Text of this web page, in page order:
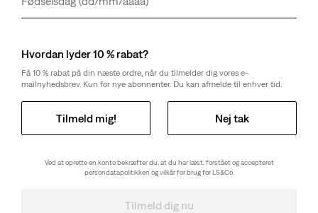
Vælg antal 1
Vælg antal 1
Dag
Måned
År
Hvordan lyder 10 % rabat?
Få 10 % rabat på din næste ordre, når du tilmelder dig vores e-
mailnyhedsbrev. Kun for nye abonnenter. Du kan afmelde til enhver tid.
Tilmeld mig! Nej tak
Ved at oprette en konto bekræfter du, at du har læst, forstået og accepteret
persondatapolitikken og vilkår for brug for LS&Co.
Tilmeld dig nu